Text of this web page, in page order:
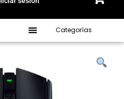
Categorías